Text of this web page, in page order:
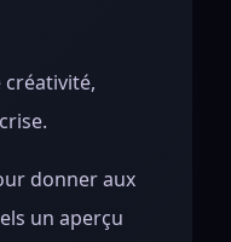
créativité,
donner aux
un aperçu